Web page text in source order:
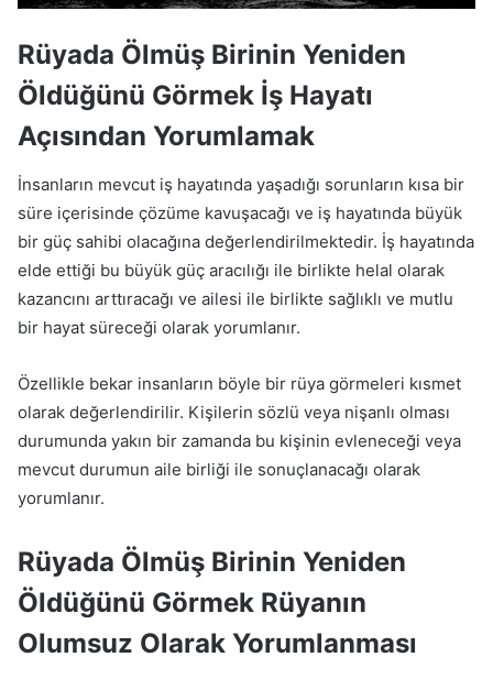
Rüyada Ölmüş Birinin Yeniden
Öldüğünü Görmek İş Hayatı
Açısından Yorumlamak
İnsanların mevcut iş hayatında yaşadığı sorunların kısa bir
süre içerisinde çözüme kavuşacağı ve iş hayatında büyük
bir güç sahibi olacağına değerlendirilmektedir. İş hayatında
elde ettiği bu büyük güç aracılığı ile birlikte helal olarak
kazancını arttıracağı ve ailesi ile birlikte sağlıklı ve mutlu
bir hayat süreceği olarak yorumlanır.
Özellikle bekar insanların böyle bir rüya görmeleri kısmet
olarak değerlendirilir. Kişilerin sözlü veya nişanlı olması
durumunda yakın bir zamanda bu kişinin evleneceği veya
mevcut durumun aile birliği ile sonuçlanacağı olarak
yorumlanır.
Rüyada Ölmüş Birinin Yeniden
Öldüğünü Görmek Rüyanın
Olumsuz Olarak Yorumlanması